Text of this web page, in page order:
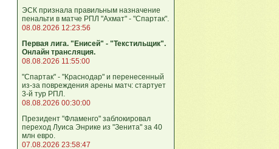
ЭСК признала правильным назначение
пенальти в матче РПЛ "Ахмат" - "Спартак".
08.08.2026 12:23:56
Первая лига. "Енисей" - "Текстильщик".
Онлайн трансляция.
08.08.2026 11:55:00
"Спартак" - "Краснодар" и перенесенный
из-за повреждения арены матч: стартует
3-й тур РПЛ.
08.08.2026 00:30:00
Президент "Фламенго" заблокировал
переход Луиса Энрике из "Зенита" за 40
млн евро.
07.08.2026 23:58:47